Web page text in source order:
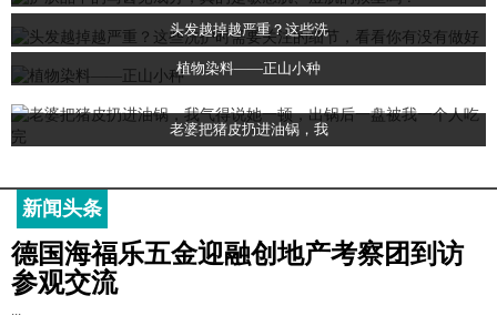
头发越掉越严重？这些洗
植物染料——正山小种
老婆把猪皮扔进油锅，我
新闻头条
德国海福乐五金迎融创地产考察团到访
参观交流
...